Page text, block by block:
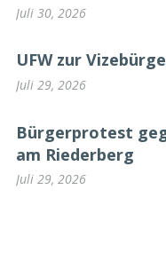
Juli 30, 2026
UFW zur
Juli 29, 2026
Bürgerprotest
am Riederberg
Juli 29, 2026